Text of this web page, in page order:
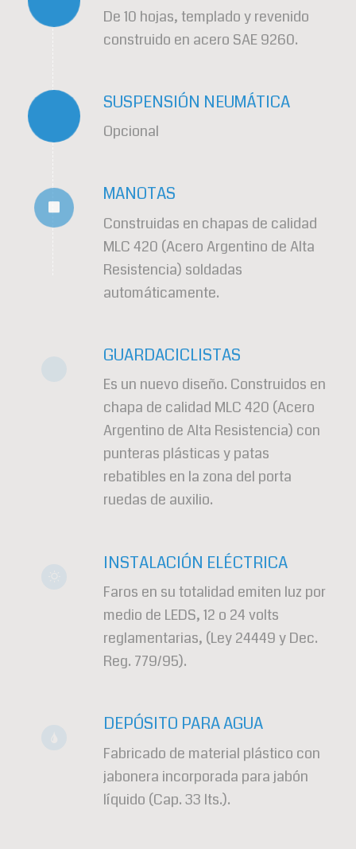
De 10 hojas, templado y revenido
construido en acero SAE 9260.
SUSPENSIÓN NEUMÁTICA
Opcional
MANOTAS
Construidas en chapas de calidad
MLC 420 (Acero Argentino de Alta
Resistencia) soldadas
automáticamente.
GUARDACICLISTAS
Es un nuevo diseño. Construidos en
chapa de calidad MLC 420 (Acero
Argentino de Alta Resistencia) con
punteras plásticas y patas
rebatibles en la zona del porta
ruedas de auxilio.
INSTALACIÓN ELÉCTRICA
Faros en su totalidad emiten luz por
medio de LEDS, 12 o 24 volts
reglamentarias, (Ley 24449 y Dec.
Reg. 779/95).
DEPÓSITO PARA AGUA
Fabricado de material plástico con
jabonera incorporada para jabón
líquido (Cap. 33 lts.).